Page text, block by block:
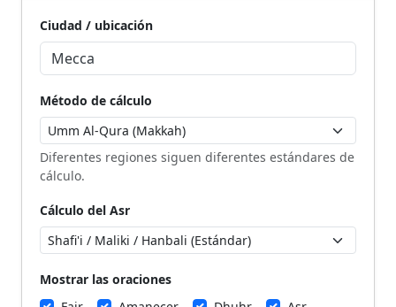
Ciudad / ubicación
Mecca
Método de cálculo
Diferentes regiones siguen diferentes estándares de
cálculo.
Cálculo del Asr
Mostrar las oraciones